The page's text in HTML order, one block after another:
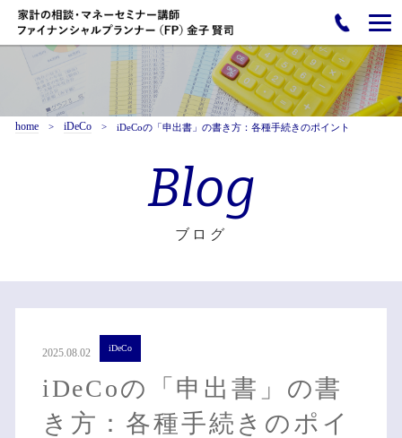
home iDeCo iDeCoの「申出書」の書き方：各種手続きのポイント
Blog
ブログ
2025.08.02 iDeCo
iDeCoの「申出書」の書
き方：各種手続きのポイ